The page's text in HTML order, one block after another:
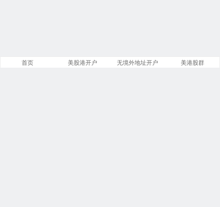
首页 美股港开户 无境外地址开户 美港股群